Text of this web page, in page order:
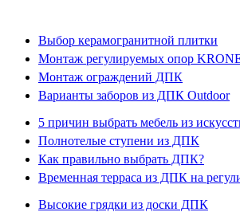
Выбор керамогранитной плитки
Монтаж регулируемых опор
Монтаж ограждений ДПК
Варианты заборов из ДПК Outdoor
5 причин выбрать мебель из
Полнотелые ступени из ДПК
Как правильно выбрать ДПК?
Временная терраса из ДПК на
Высокие грядки из доски ДПК